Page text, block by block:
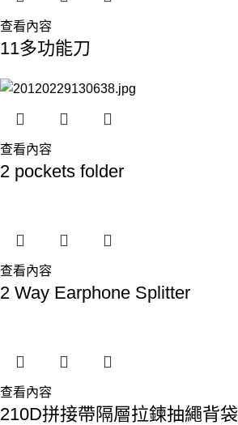
查看內容
11多功能刀
查看內容
2 pockets folder
查看內容
2 Way Earphone Splitter
查看內容
210D拼接帶隔層拉鍊抽繩背袋